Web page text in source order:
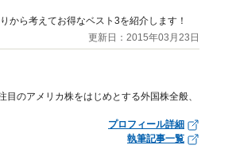
から考えてお得なベスト3を紹介します！
更新日：2015年03月23日
のアメリカ株をはじめとする外国株全般、
プロフィール詳細
執筆記事一覧